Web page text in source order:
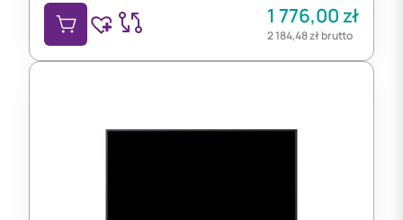
1 776,00zł
2 184,48złbrutto